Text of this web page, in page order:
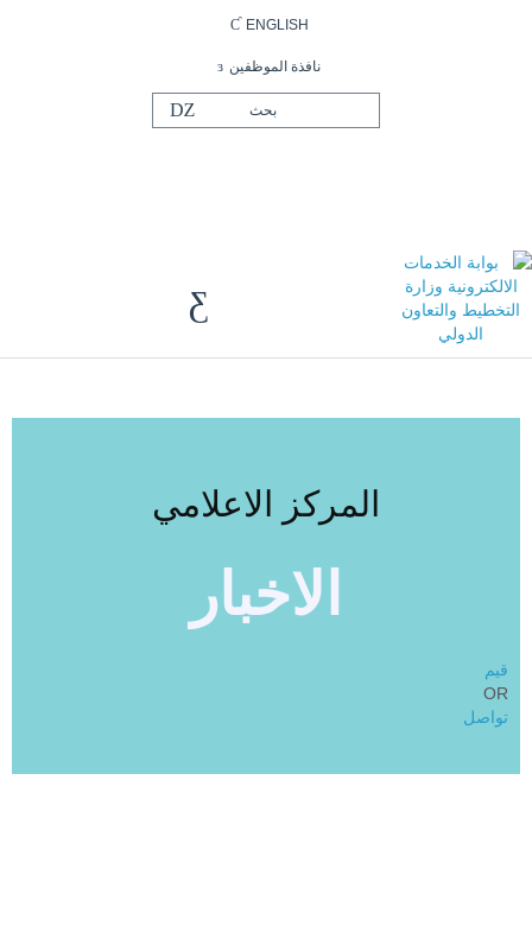
ENGLISH
نافذة الموظفين
المركز الاعلامي
الاخبار
قيم
OR
تواصل